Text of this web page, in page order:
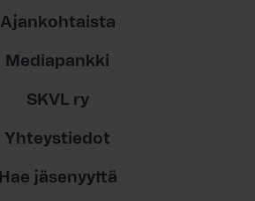
Ajankohtaista
Mediapankki
SKVL ry
Yhteystiedot
Hae jäsenyyttä